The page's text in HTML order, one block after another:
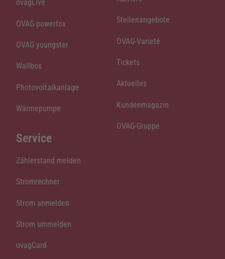
ovagLive
OVAG powerfox
OVAG youngster
Wallbox
Photovoltaikanlage
Wärmepumpe
Service
Zählerstand melden
Stromrechner
Strom anmelden
Strom ummelden
ovagCard
Stellenangebote
OVAG-Varieté
Tickets
Aktuelles
Kundenmagazin
OVAG-Gruppe